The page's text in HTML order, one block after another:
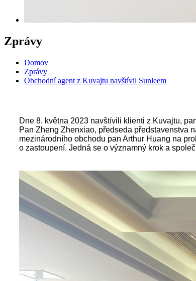
Zprávy
Domov
Zprávy
Obchodní agent z Kuvajtu navštívil Sunleem
Dne 8. května 2023 navštívili klienti z Kuvajtu,
Pan Zheng Zhenxiao, předseda představenstva
mezinárodního obchodu pan Arthur Huang na
o zastoupení. Jedná se o významný krok a